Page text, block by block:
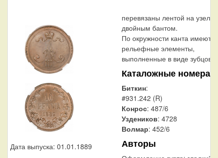
Дата выпуска: 01.01.1889
перевязаны лентой на узел
двойным бантом.
По окружности канта имеются
рельефные элементы,
выполненные в виде зубцов.
Каталожные номера
Биткин:
#931.242 (R)
Конрос: 487/6
Уздеников: 4728
Волмар: 452/6
Авторы